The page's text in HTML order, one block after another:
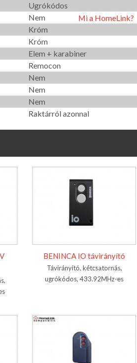
Ugrókódos
Nem
Mi a HomeLink?
Króm
Króm
Elem + karabiner
Remocon
Nem
Nem
Nem
Raktárról azonnal
BENINCA IO távirányító
Távirányító, kétcsatornás,
ugrókódos, 433.92MHz-es